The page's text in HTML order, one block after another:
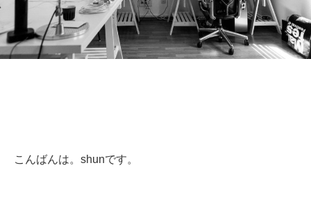
こんばんは。shunです。